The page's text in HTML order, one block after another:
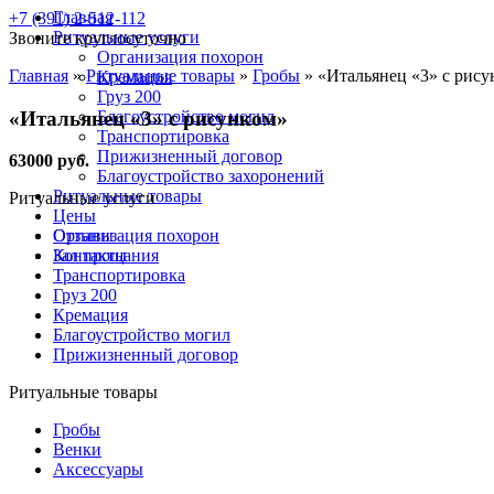
Главная
Ритуальные услуги
Организация похорон
Кремация
Груз 200
Благоустройство могил
Транспортировка
Прижизненный договор
Благоустройство захоронений
Ритуальные товары
Цены
Отзывы
Контакты
+7 (391) 2-512-112
Звоните круглосуточно
Главная »Ритуальные товары » Гробы » «Итальянец «3» с
«Итальянец «3» с рисунком»
63000 руб.
Ритуальные услуги
Организация похорон
Зал прощания
Транспортировка
Груз 200
Кремация
Благоустройство могил
Прижизненный договор
Ритуальные товары
Гробы
Венки
Аксессуары